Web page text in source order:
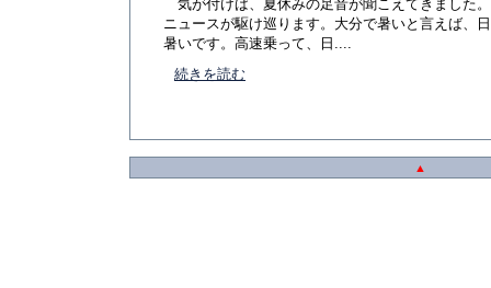
気が付けば、夏休みの足音が聞こえてきました
ニュースが駆け巡ります。大分で暑いと言えば、
暑いです。高速乗って、日....
続きを読む
▲